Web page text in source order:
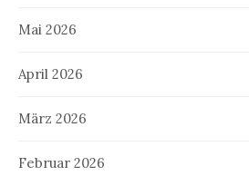
Mai 2026
April 2026
März 2026
Februar 2026